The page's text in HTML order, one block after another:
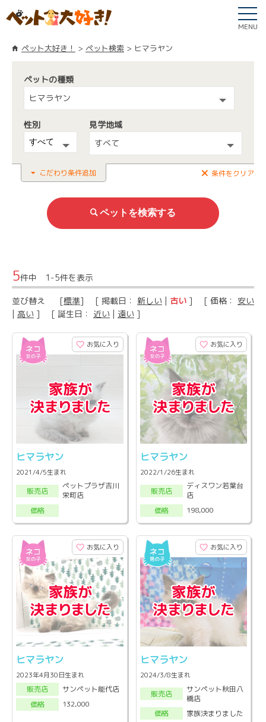
MENU
ペット大好き！ ペット検索 ヒマラヤン
ペットの種類
ヒマラヤン
性別
見学地域
すべて
こだわり条件追加 条件をクリア
5件中 1-5件を表示
並び替え [標準] [ 掲載日： 新しい | 古い ] [ 価格： 安い
| 高い ] [ 誕生日： 近い | 遠い ]
お気に入り
ヒマラヤン
2021/4/5生まれ
販売店
ペットプラザ吉川
栄町店
価格
お気に入り
ヒマラヤン
2022/1/26生まれ
販売店
ディスワン若葉台
店
価格
198,000
お気に入り
ヒマラヤン
2023年4月30日生まれ
販売店
サンペット能代店
価格
132,000
お気に入り
ヒマラヤン
2024/3/8生まれ
販売店
サンペット秋田八
橋店
価格
家族決まりました